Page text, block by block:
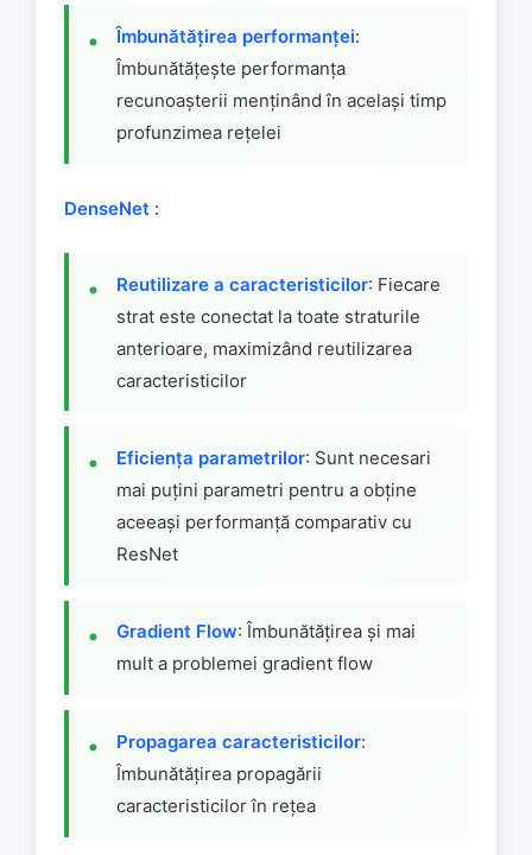
Îmbunătățirea performanței:
Îmbunătățește performanța
recunoașterii menținând în același timp
profunzimea rețelei
DenseNet :
Reutilizare a caracteristicilor: Fiecare
strat este conectat la toate straturile
anterioare, maximizând reutilizarea
caracteristicilor
Eficiența parametrilor: Sunt necesari
mai puțini parametri pentru a obține
aceeași performanță comparativ cu
ResNet
Gradient Flow: Îmbunătățirea și mai
mult a problemei gradient flow
Propagarea caracteristicilor:
Îmbunătățirea propagării
caracteristicilor în rețea